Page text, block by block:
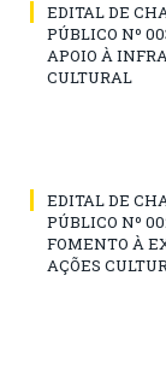
EDITAL DE
PÚBLICO Nº
APOIO À
CULTURAL
EDITAL DE
PÚBLICO Nº
FOMENTO À
AÇÕES